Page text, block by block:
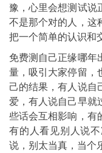
豫，心里会想测试说
不是那个对的人，这
把一个简单的认识和
免费测自己正缘哪年
量，吸引大家停留，
己的结果，有人说自
爱，有人说自己早就
些话会互相影响，有
有的人看见别人说
说，别太当真，当个